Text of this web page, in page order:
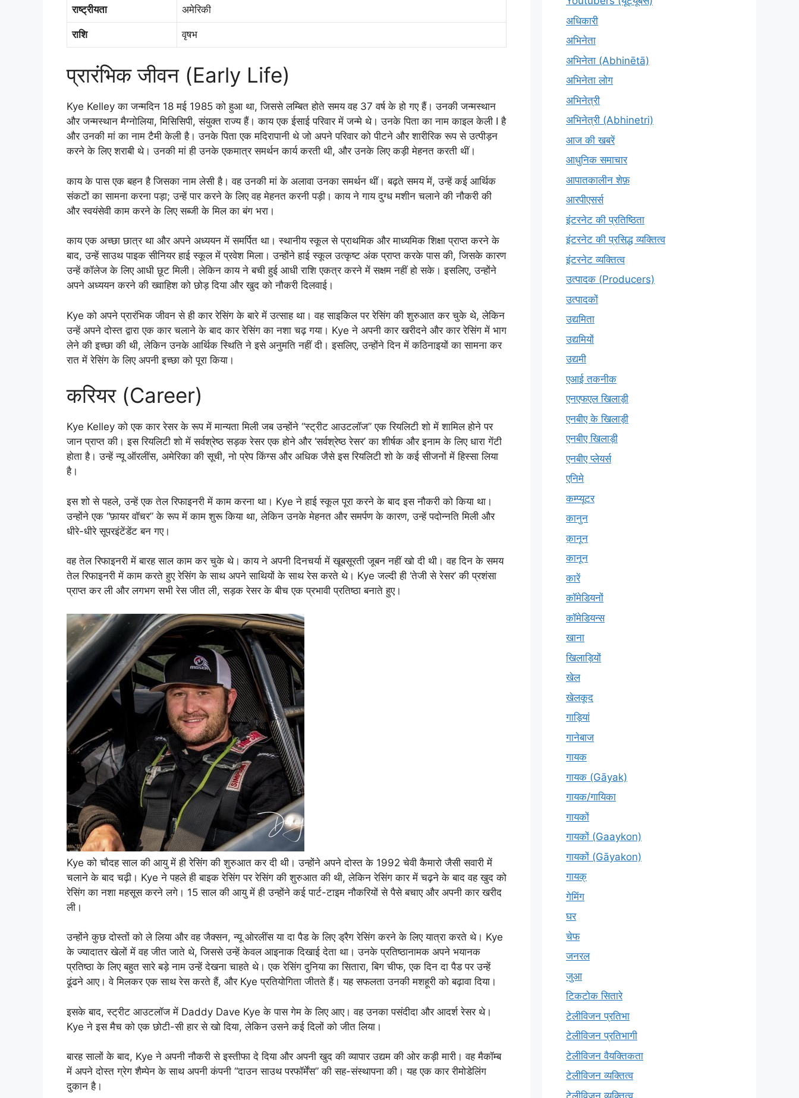
राष्ट्रीयता अमेरिकी
राशि वृषभ
प्रारंभिक जीवन (Early Life)
Kye Kelley का जन्मदिन 18 मई 1985 को हुआ था, जिससे लम्बित होते समय वह 37 वर्ष के हो गए हैं। उनकी जन्मस्थान
और जन्मस्थान मैग्नोलिया, मिसिसिपी, संयुक्त राज्य हैं। काय एक ईसाई परिवार में जन्मे थे। उनके पिता का नाम काइल केली I है
और उनकी मां का नाम टैमी केली है। उनके पिता एक मदिरापानी थे जो अपने परिवार को पीटने और शारीरिक रूप से उत्पीड़न
करने के लिए शराबी थे। उनकी मां ही उनके एकमात्र समर्थन कार्य करती थी, और उनके लिए कड़ी मेहनत करती थीं।
काय के पास एक बहन है जिसका नाम लेसी है। वह उनकी मां के अलावा उनका समर्थन थीं। बढ़ते समय में, उन्हें कई आर्थिक
संकटों का सामना करना पड़ा; उन्हें पार करने के लिए वह मेहनत करनी पड़ी। काय ने गाय दुग्ध मशीन चलाने की नौकरी की
और स्वयंसेवी काम करने के लिए सब्जी के मिल का बंग भरा।
काय एक अच्छा छात्र था और अपने अध्ययन में समर्पित था। स्थानीय स्कूल से प्राथमिक और माध्यमिक शिक्षा प्राप्त करने के
बाद, उन्हें साउथ पाइक सीनियर हाई स्कूल में प्रवेश मिला। उन्होंने हाई स्कूल उत्कृष्ट अंक प्राप्त करके पास की, जिसके कारण
उन्हें कॉलेज के लिए आधी छूट मिली। लेकिन काय ने बची हुई आधी राशि एकत्र करने में सक्षम नहीं हो सके। इसलिए, उन्होंने
अपने अध्ययन करने की ख्वाहिश को छोड़ दिया और खुद को नौकरी दिलवाई।
Kye को अपने प्रारंभिक जीवन से ही कार रेसिंग के बारे में उत्साह था। वह साइकिल पर रेसिंग की शुरुआत कर चुके थे, लेकिन
उन्हें अपने दोस्त द्वारा एक कार चलाने के बाद कार रेसिंग का नशा चढ़ गया। Kye ने अपनी कार खरीदने और कार रेसिंग में भाग
लेने की इच्छा की थी, लेकिन उनके आर्थिक स्थिति ने इसे अनुमति नहीं दी। इसलिए, उन्होंने दिन में कठिनाइयों का सामना कर
रात में रेसिंग के लिए अपनी इच्छा को पूरा किया।
करियर (Career)
Kye Kelley को एक कार रेसर के रूप में मान्यता मिली जब उन्होंने “स्ट्रीट आउटलॉज” एक रियलिटी शो में शामिल होने पर
जान प्राप्त की। इस रियलिटी शो में सर्वश्रेष्ठ सड़क रेसर एक होने और ‘सर्वश्रेष्ठ रेसर’ का शीर्षक और इनाम के लिए धारा गेंटी
होता है। उन्हें न्यू ऑरलींस, अमेरिका की सूची, नो प्रेप किंग्स और अधिक जैसे इस रियलिटी शो के कई सीजनों में हिस्सा लिया
है।
इस शो से पहले, उन्हें एक तेल रिफाइनरी में काम करना था। Kye ने हाई स्कूल पूरा करने के बाद इस नौकरी को किया था।
उन्होंने एक “फ़ायर वॉचर” के रूप में काम शुरू किया था, लेकिन उनके मेहनत और समर्पण के कारण, उन्हें पदोन्नति मिली और
धीरे-धीरे सूपरइंटेंडेंट बन गए।
वह तेल रिफाइनरी में बारह साल काम कर चुके थे। काय ने अपनी दिनचर्या में खूबसूरती जूबन नहीं खो दी थी। वह दिन के समय
तेल रिफाइनरी में काम करते हुए रेसिंग के साथ अपने साथियों के साथ रेस करते थे। Kye जल्दी ही ‘तेजी से रेसर’ की प्रशंसा
प्राप्त कर ली और लगभग सभी रेस जीत ली, सड़क रेसर के बीच एक प्रभावी प्रतिष्ठा बनाते हुए।
Kye को चौदह साल की आयु में ही रेसिंग की शुरुआत कर दी थी। उन्होंने अपने दोस्त के 1992 चेवी कैमारो जैसी सवारी में
चलाने के बाद चढ़ी। Kye ने पहले ही बाइक रेसिंग पर रेसिंग की शुरुआत की थी, लेकिन रेसिंग कार में चढ़ने के बाद वह खुद को
रेसिंग का नशा महसूस करने लगे। 15 साल की आयु में ही उन्होंने कई पार्ट-टाइम नौकरियों से पैसे बचाए और अपनी कार खरीद
ली।
उन्होंने कुछ दोस्तों को ले लिया और वह जैक्सन, न्यू ओरलींस या दा पैड के लिए ड्रैग रेसिंग करने के लिए यात्रा करते थे। Kye
के ज्यादातर खेलों में वह जीत जाते थे, जिससे उन्हें केवल आइनाक दिखाई देता था। उनके प्रतिष्ठानामक अपने भयानक
प्रतिष्ठा के लिए बहुत सारे बड़े नाम उन्हें देखना चाहते थे। एक रेसिंग दुनिया का सितारा, बिग चीफ, एक दिन दा पैड पर उन्हें
ढूंढने आए। वे मिलकर एक साथ रेस करते हैं, और Kye प्रतियोगिता जीतते हैं। यह सफलता उनकी मशहूरी को बढ़ावा दिया।
इसके बाद, स्ट्रीट आउटलॉज में Daddy Dave Kye के पास गेम के लिए आए। वह उनका पसंदीदा और आदर्श रेसर थे।
Kye ने इस मैच को एक छोटी-सी हार से खो दिया, लेकिन उसने कई दिलों को जीत लिया।
बारह सालों के बाद, Kye ने अपनी नौकरी से इस्तीफा दे दिया और अपनी खुद की व्यापार उद्यम की ओर कड़ी मारी। वह मैकॉम्ब
में अपने दोस्त ग्रेग शैम्पेन के साथ अपनी कंपनी “दाउन साउथ परफॉर्मेंस” की सह-संस्थापना की। यह एक कार रीमोडेलिंग
दुकान है।
अधिकारी
अभिनेता
अभिनेता (Abhinētā)
अभिनेता लोग
अभिनेत्री
अभिनेत्री (Abhinetri)
आज की खबरें
आधुनिक समाचार
आपातकालीन शेफ़
आरपीएसर्स
इंटरनेट की प्रतिष्ठिता
इंटरनेट की प्रसिद्ध व्यक्तित्व
इंटरनेट व्यक्तित्व
उत्पादक (Producers)
उत्पादकों
उद्यमिता
उद्यमियों
उद्यमी
एआई तकनीक
एनएफएल खिलाड़ी
एनबीए के खिलाड़ी
एनबीए खिलाड़ी
एनबीए प्लेयर्स
एनिमे
कम्प्यूटर
कानुन
क़ानून
कानून
कारें
कॉमेडियनों
कॉमेडियन्स
खाना
खिलाड़ियों
खेल
खेलकूद
गाड़ियां
गानेबाज
गायक
गायक (Gāyak)
गायक/गायिका
गायकों
गायकों (Gaaykon)
गायकों (Gāyakon)
गायक्
गेमिंग
घर
चेफ
जनरल
जुआ
टिकटोक सितारे
टेलीविजन प्रतिभा
टेलीविजन प्रतिभागी
टेलीविजन वैयक्तिकता
टेलीविजन व्यक्तित्व
टेलीविज़न व्यक्तित्व